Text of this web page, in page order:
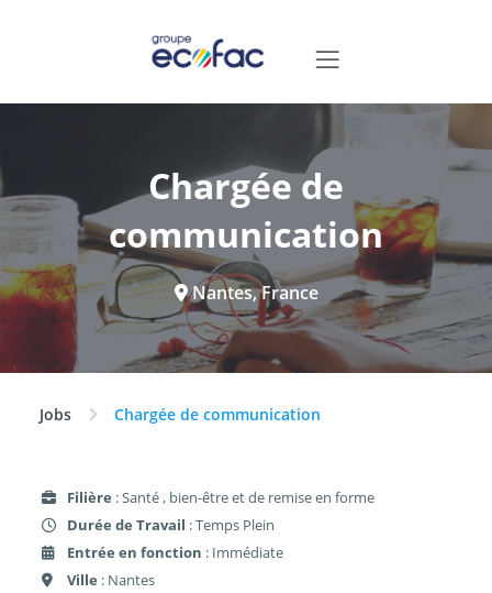
Chargée de
communication
Nantes, France
Jobs Chargée de communication
Filière : Santé , bien-être et de remise en forme
Durée de Travail : Temps Plein
Entrée en fonction : Immédiate
Ville : Nantes